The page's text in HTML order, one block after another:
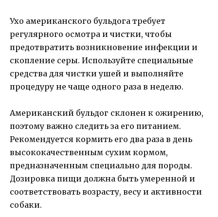
Ухо американского бульдога требует
регулярного осмотра и чистки, чтобы
предотвратить возникновение инфекции и
скопление серы. Используйте специальные
средства для чистки ушей и выполняйте
процедуру не чаще одного раза в неделю.
Американский бульдог склонен к ожирению,
поэтому важно следить за его питанием.
Рекомендуется кормить его два раза в день
высококачественным сухим кормом,
предназначенным специально для породы.
Дозировка пищи должна быть умеренной и
соответствовать возрасту, весу и активности
собаки.